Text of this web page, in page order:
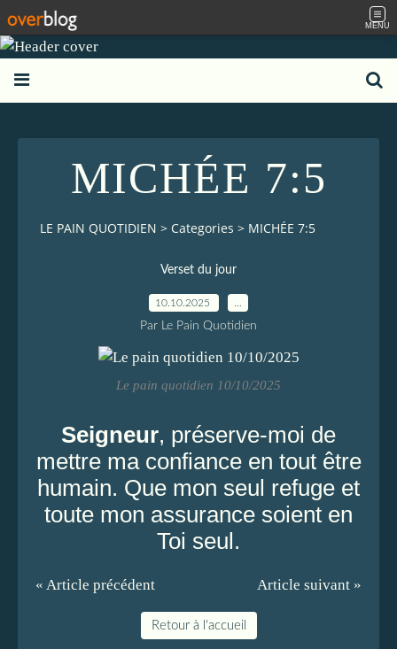
MENU
MICHÉE 7:5
LE PAIN QUOTIDIEN > Categories > MICHÉE 7:5
Verset du jour
10.10.2025
Par Le Pain Quotidien
Le pain quotidien 10/10/2025
Seigneur, préserve-moi de
mettre ma confiance en tout être
humain. Que mon seul refuge et
toute mon assurance soient en
Toi seul.
« Article précédent Article suivant »
Retour à l'accueil